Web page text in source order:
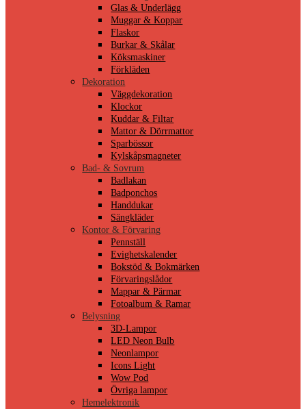
Glas & Underlägg
Muggar & Koppar
Flaskor
Burkar & Skålar
Köksmaskiner
Förkläden
Dekoration
Väggdekoration
Klockor
Kuddar & Filtar
Mattor & Dörrmattor
Sparbössor
Kylskåpsmagneter
Bad- & Sovrum
Badlakan
Badponchos
Handdukar
Sängkläder
Kontor & Förvaring
Pennställ
Evighetskalender
Bokstöd & Bokmärken
Förvaringslådor
Mappar & Pärmar
Fotoalbum & Ramar
Belysning
3D-Lampor
LED Neon Bulb
Neonlampor
Icons Light
Wow Pod
Övriga lampor
Hemelektronik